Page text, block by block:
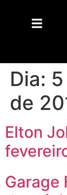
Dia:
de
Elton
Garage